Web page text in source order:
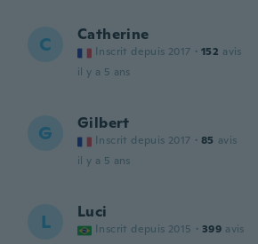
C Catherine
Inscrit depuis 2017 · 152 avis
il y a 5 ans
G Gilbert
Inscrit depuis 2017 · 85 avis
il y a 5 ans
L Luci
Inscrit depuis 2015 · 399 avis